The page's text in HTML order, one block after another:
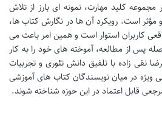
مجموعه کلید مهارت، نمونه ای بارز از تلاش
و مؤثر است. رویکرد آن ها در نگارش کتاب ها،
کاربران استوار است و همین امر باعث می
پس از مطالعه، آموخته های خود را به کار
نقی زاده با تلفیق دانش تئوری و تجربیات
ویژه در میان نویسندگان کتاب های آموزشی
قابل اعتماد در این حوزه شناخته شوند.